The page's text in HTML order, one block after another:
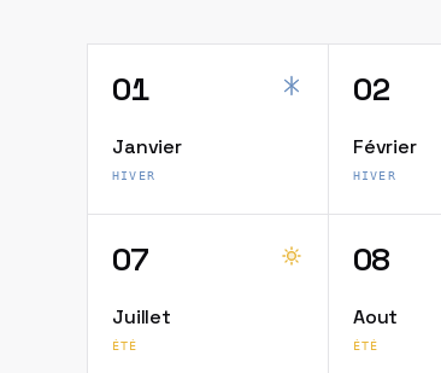
01
Janvier
HIVER
02
Février
HIVER
07
Juillet
ÉTÉ
08
Aout
ÉTÉ